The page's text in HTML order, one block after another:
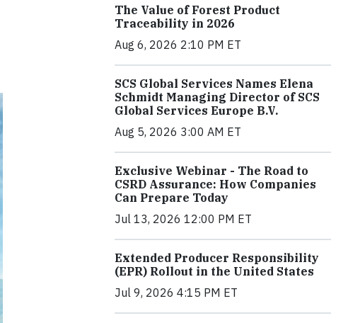
The Value of Forest Product
Traceability in 2026
Aug 6, 2026 2:10 PM ET
SCS Global Services Names Elena
Schmidt Managing Director of SCS
Global Services Europe B.V.
Aug 5, 2026 3:00 AM ET
Exclusive Webinar - The Road to
CSRD Assurance: How Companies
Can Prepare Today
Jul 13, 2026 12:00 PM ET
Extended Producer Responsibility
(EPR) Rollout in the United States
Jul 9, 2026 4:15 PM ET